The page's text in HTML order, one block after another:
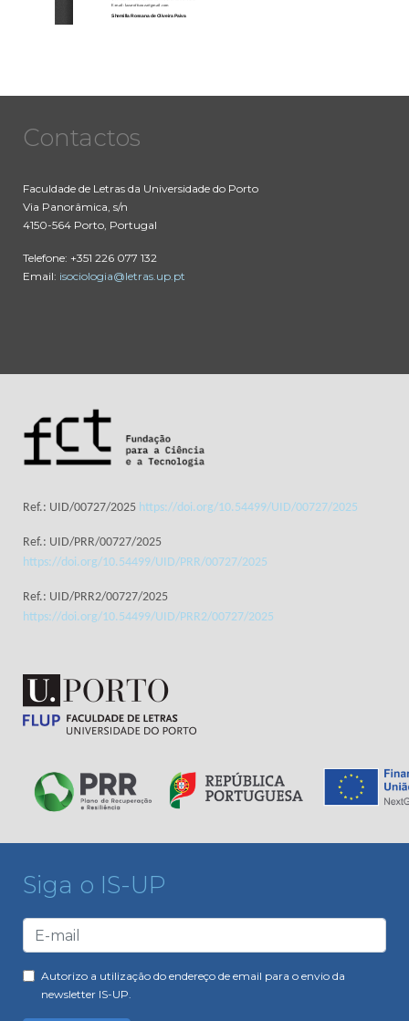
Contactos
Faculdade de Letras da Universidade do Porto
Via Panorâmica, s/n
4150-564 Porto, Portugal
Telefone: +351 226 077 132
Email: isociologia@letras.up.pt
Ref.: UID/00727/2025 https://doi.org/10.54499/UID/00727/2025
Ref.: UID/PRR/00727/2025
https://doi.org/10.54499/UID/PRR/00727/2025
Ref.: UID/PRR2/00727/2025
https://doi.org/10.54499/UID/PRR2/00727/2025
Siga o IS-UP
Autorizo a utilização do endereço de email para o envio da
newsletter IS-UP.